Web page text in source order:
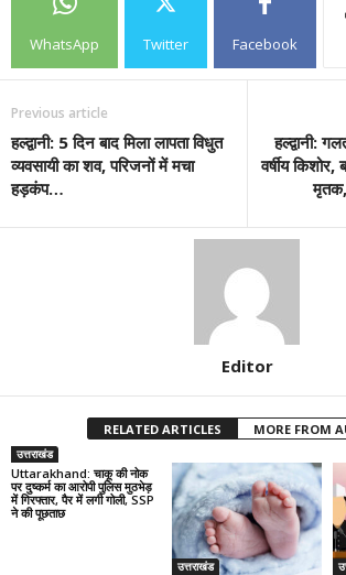
WhatsApp Twitter Facebook
Previous article
हल्द्वानी: 5 दिन बाद मिला लापता विधुत
व्यवसायी का शव, परिजनों में मचा
हड़कंप…
हल्द्वानी:
वर्षीय
मृतक,
Editor
RELATED ARTICLES MORE FROM
उत्तराखंड
Uttarakhand: चाकू की नोक
पर दुष्कर्म का आरोपी पुलिस मुठभेड़
में गिरफ्तार, पैर में लगी गोली, SSP
ने की पूछताछ
उत्तराखंड